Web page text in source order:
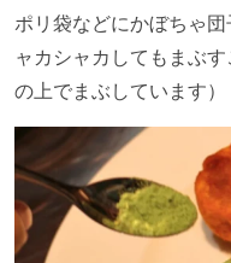
ポリ袋などにかぼちゃ
ャカシャカしてもまぶ
の上でまぶしています）